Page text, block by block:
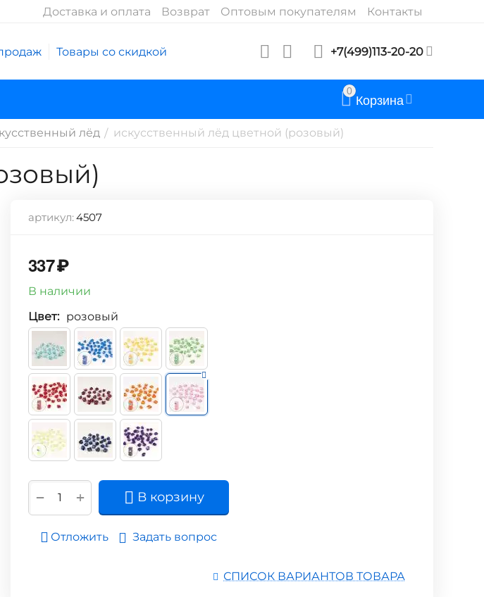
Доставка и оплата Возврат Оптовым покупателям Контакты
Товары со скидкой +7(499)113-20-20
0 Корзина
лёд / искусственный лёд цветной (розовый)
артикул:4507
337₽
В наличии
Цвет: розовый
+
− В корзину
Отложить Задать вопрос
СПИСОК ВАРИАНТОВ ТОВАРА